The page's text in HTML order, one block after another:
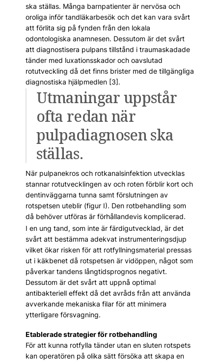
ska ställas. Många barnpatienter är nervösa och
oroliga inför tandläkarbesök och det kan vara svårt
att förlita sig på fynden från den lokala
odontologiska anamnesen. Dessutom är det svårt
att diagnostisera pulpans tillstånd i traumaskadade
tänder med luxationsskador och oavslutad
rotutveckling då det finns brister med de tillgängliga
diagnostiska hjälpmedlen [3].
Utmaningar uppstår
ofta redan när
pulpadiagnosen ska
ställas.
När pulpanekros och rotkanalsinfektion utvecklas
stannar rotutvecklingen av och roten förblir kort och
dentinväggarna tunna samt förslutningen av
rotspetsen uteblir (figur I). Den rotbehandling som
då behöver utföras är förhållandevis komplicerad.
I en ung tand, som inte är färdigutvecklad, är det
svårt att bestämma adekvat instrumenteringsdjup
vilket ökar risken för att rotfyllningsmaterial pressas
ut i käkbenet då rotspetsen är vidöppen, något som
påverkar tandens långtidsprognos negativt.
Dessutom är det svårt att uppnå optimal
antibakteriell effekt då det avråds från att använda
avverkande mekaniska filar för att minimera
ytterligare försvagning.
Etablerade strategier för rotbehandling
För att kunna rotfylla tänder utan en sluten rotspets
kan operatören på olika sätt försöka att skapa en